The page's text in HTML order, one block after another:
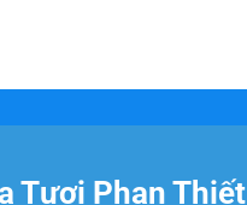
Tươi Phan Thiết